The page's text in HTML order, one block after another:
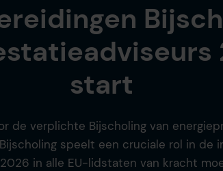
start
de verplichte Bijscholing van
speelt een cruciale rol in de
in alle EU-lidstaten van kracht